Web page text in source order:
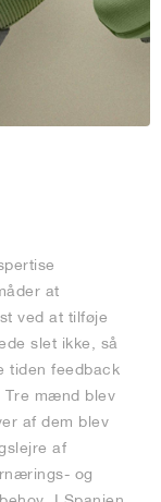
at
ved at tilføje
slet ikke, så
tiden feedback
Tre mænd blev
af dem blev
af
og